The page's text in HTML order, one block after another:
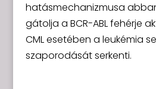
hatásmechanizmusa
gátolja a BCR-ABL fehérje
CML esetében a leukémia
szaporodását serkenti.